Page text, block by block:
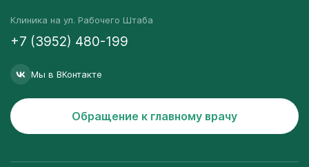
Клиника на ул. Рабочего Штаба
+7 (3952) 480-199
Мы в ВКонтакте
Обращение к главному врачу